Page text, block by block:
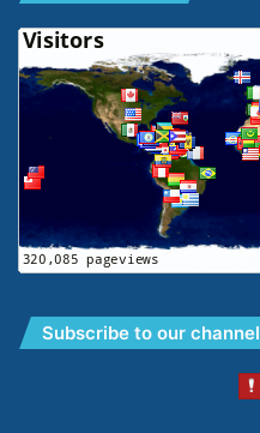
Subscribe to our channel